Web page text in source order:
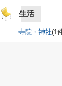
生活
寺院・神社(1